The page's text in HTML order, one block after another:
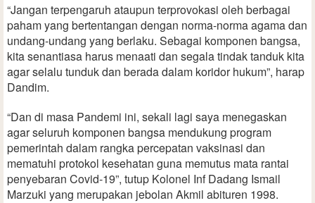
“Jangan terpengaruh ataupun terprovokasi oleh berbagai
paham yang bertentangan dengan norma-norma agama dan
undang-undang yang berlaku. Sebagai komponen bangsa,
kita senantiasa harus menaati dan segala tindak tanduk kita
agar selalu tunduk dan berada dalam koridor hukum”, harap
Dandim.
“Dan di masa Pandemi ini, sekali lagi saya menegaskan
agar seluruh komponen bangsa mendukung program
pemerintah dalam rangka percepatan vaksinasi dan
mematuhi protokol kesehatan guna memutus mata rantai
penyebaran Covid-19”, tutup Kolonel Inf Dadang Ismail
Marzuki yang merupakan jebolan Akmil abituren 1998.